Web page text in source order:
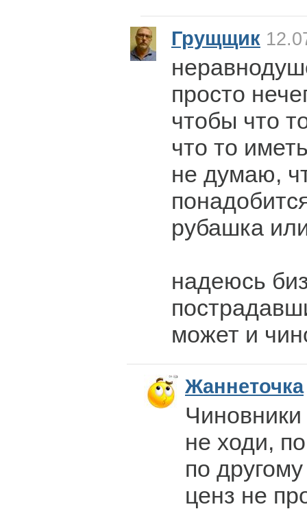
Грущщик
просто
чтобы что
что то
не думаю,
рубашка
надеюсь
может и
Жаннеточка
Чиновники
не ходи,
по
ценз не